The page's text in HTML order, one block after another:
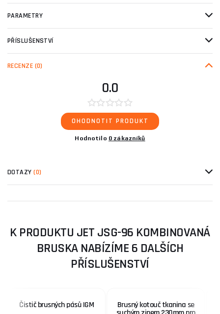
PARAMETRY
PŘÍSLUŠENSTVÍ
RECENZE (0)
0.0
OHODNOTIT PRODUKT
Hodnotilo 0 zákazníků
DOTAZY(0)
K PRODUKTU JET JSG-96 KOMBINOVANÁ
BRUSKA NABÍZÍME 6 DALŠÍCH
PŘÍSLUŠENSTVÍ
Čistič brusných pásů IGM Brusný kotouč tkanina se